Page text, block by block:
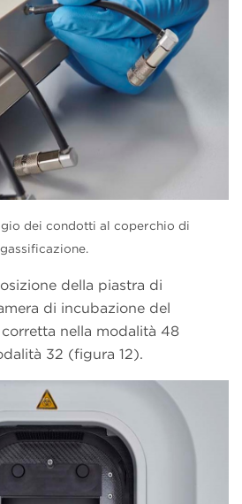
dei condotti al coperchio di
gassificazione.
della piastra di
di incubazione del
nella modalità 48
32 (figura 12).